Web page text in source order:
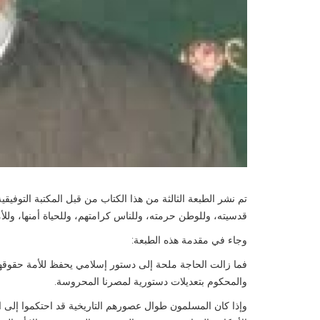
تم نشر الطبعة الثالثة من هذا الكتاب من قبل المكتبة
قدسيته، وللوطن حرمته، وللناس كرامتهم، وللحياة أمنها،
وجاء في مقدمة هذه الطبعة:
فما زالت الحاجة ملحة إلى دستور إسلامي يحفظ للأمة
والمحكوم بتعديلات دستورية لمصرنا المحروسة.
وإذا كان المسلمون طوال عصورهم التاريخية قد احتكموا إلى